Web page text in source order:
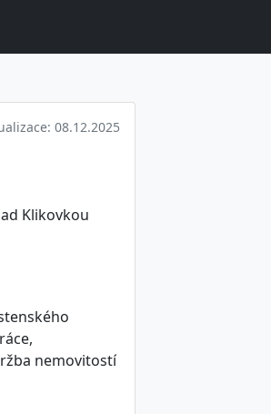
08.12.2025
Klikovkou
nemovitostí